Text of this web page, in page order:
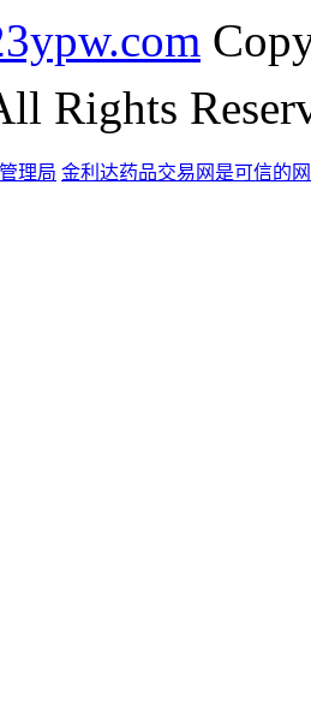
Rights
理局 金利达药品交易网是可信的